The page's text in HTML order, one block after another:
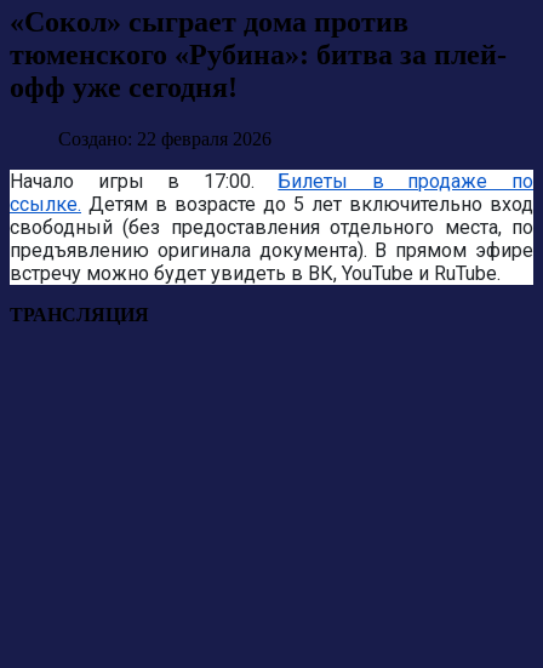
«Сокол» сыграет дома против
тюменского «Рубина»: битва за плей-
офф уже сегодня!
Создано: 22 февраля 2026
Начало игры в 17:00. Билеты в продаже по
ссылке. Детям в возрасте до 5 лет включительно вход
свободный (без предоставления отдельного места, по
предъявлению оригинала документа). В прямом эфире
встречу можно будет увидеть в ВК, YouTube и RuTube.
ТРАНСЛЯЦИЯ